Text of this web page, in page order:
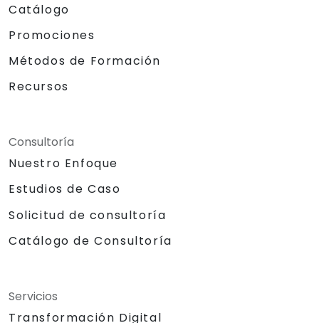
Catálogo
Promociones
Métodos de Formación
Recursos
Consultoría
Nuestro Enfoque
Estudios de Caso
Solicitud de consultoría
Catálogo de Consultoría
Servicios
Transformación Digital